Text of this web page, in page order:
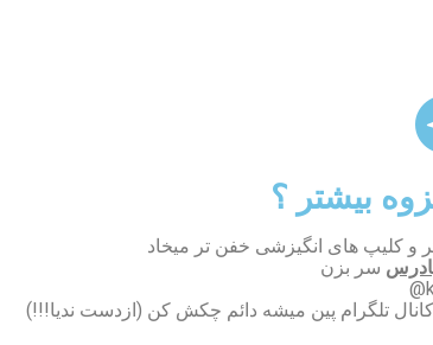
بیشتر ؟
و کلیپ های انگیزشی خفن تر میخاد
سر بزن
تلگرام پین میشه دائم چکش کن (ازدست ندیا!!!)